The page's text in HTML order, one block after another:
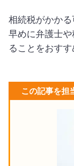
相続税がかかる
早めに弁護士
ることをおすす
この記事を担